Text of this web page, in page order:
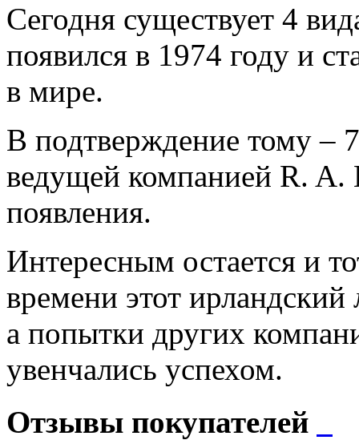
Сегодня существует 4
появился в 1974 году и
в мире.
В подтверждение тому –
ведущей компанией R. A.
появления.
Интересным остается и
времени этот
а попытки других
увенчались успехом.
Отзывы покупателей